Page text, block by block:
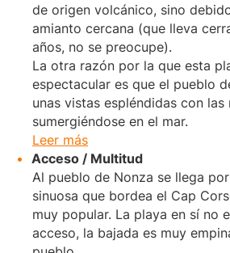
de origen volcánico, sino
amianto cercana (que lleva
años, no se preocupe).
La otra razón por la que esta
espectacular es que el pueblo
unas vistas espléndidas con las
sumergiéndose en el mar.
Leer más
Acceso / Multitud
Al pueblo de Nonza se llega
sinuosa que bordea el Cap
muy popular. La playa en sí no
acceso, la bajada es muy